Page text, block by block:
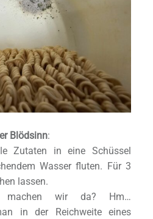
Blödsinn:
Zutaten in eine Schüssel
Wasser fluten. Für 3
lassen.
wir da? Hm…
in der Reichweite eines